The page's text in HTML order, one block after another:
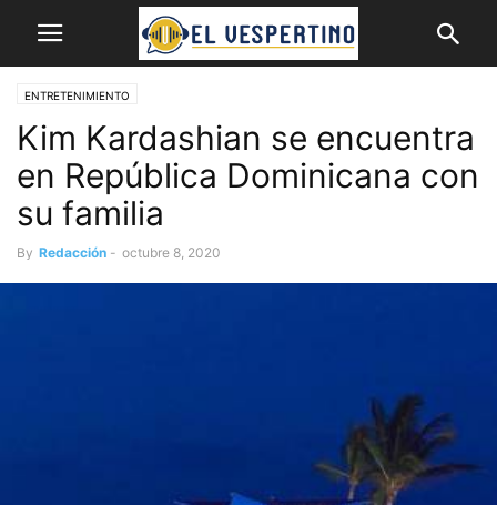
ENTRETENIMIENTO
Kim Kardashian se encuentra
en República Dominicana con
su familia
By Redacción - octubre 8, 2020